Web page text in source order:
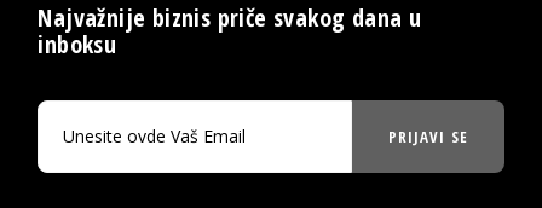
Najvažnije biznis priče svakog dana u
inboksu
PRIJAVI SE